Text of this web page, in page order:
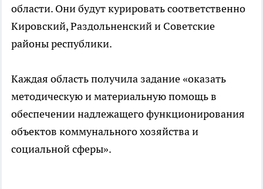
области. Они будут курировать соответственно
Кировский, Раздольненский и Советские
районы республики.
Каждая область получила задание «оказать
методическую и материальную помощь в
обеспечении надлежащего функционирования
объектов коммунального хозяйства и
социальной сферы».